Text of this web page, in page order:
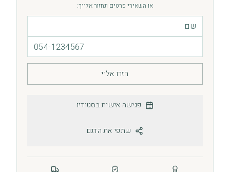
או השאירי פרטים ונחזור אלייך:
חזרו אליי
פגישה אישית בסטודיו
שתפי את הדגם